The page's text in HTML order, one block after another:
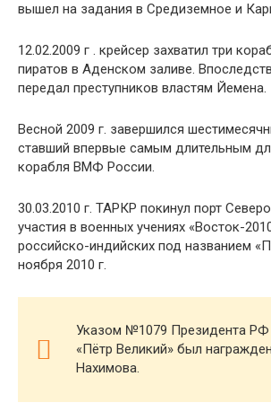
вышел на задания в Средиземное и
12.02.2009 г . крейсер захватил три
пиратов в Аденском заливе.
передал преступников властям Йемена.
Весной 2009 г. завершился
ставший впервые самым длительным
корабля ВМФ России.
30.03.2010 г. ТАРКР покинул порт
участия в военных учениях «Восток-
российско-индийских под названием
ноября 2010 г.
Указом №1079 Президента РФ
«Пётр Великий» был
Нахимова.